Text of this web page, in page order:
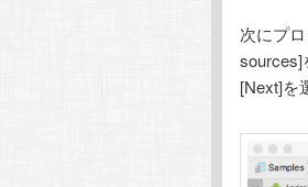
次にプ
sources]
[Next]を